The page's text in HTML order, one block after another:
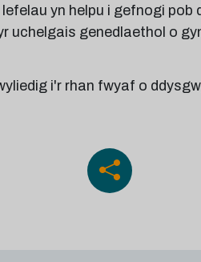
yn helpu i gefnogi pob
uchelgais genedlaethol o
i'r rhan fwyaf o